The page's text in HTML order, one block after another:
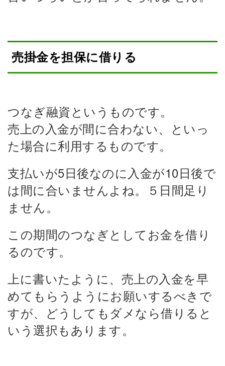
売掛金を担保に借りる
つなぎ融資というものです。
売上の入金が間に合わない、といっ
た場合に利用するものです。
支払いが5日後なのに入金が10日後で
は間に合いませんよね。５日間足り
ません。
この期間のつなぎとしてお金を借り
るのです。
上に書いたように、売上の入金を早
めてもらうようにお願いするべきで
すが、どうしてもダメなら借りると
いう選択もあります。